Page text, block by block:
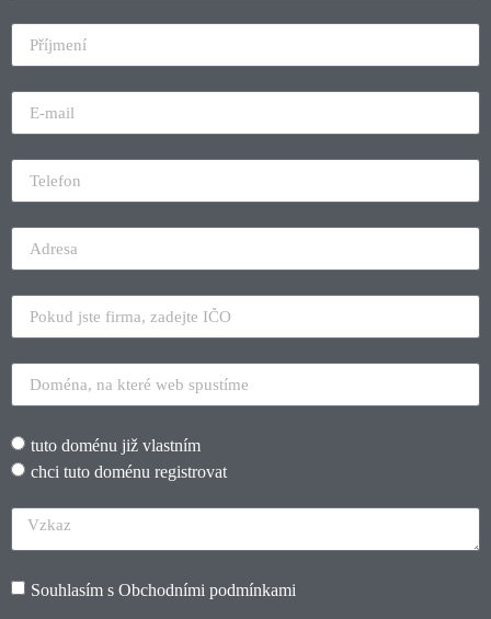
tuto doménu již vlastním
chci tuto doménu registrovat
Souhlasím s Obchodními podmínkami